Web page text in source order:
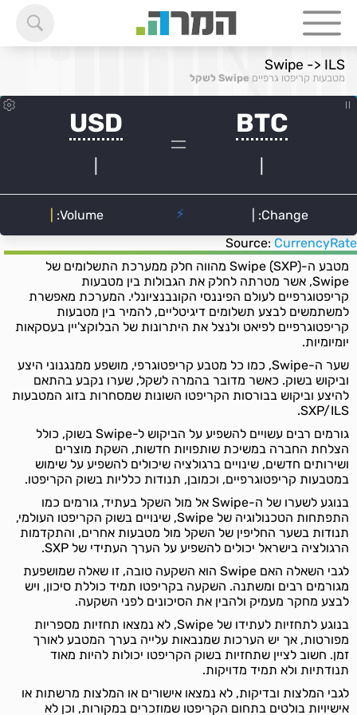
Swipe -> ILS
מטבעות קריפטו גרפיים Swipe לשקל
Source: CurrencyRate
מטבע ה-Swipe (SXP) מהווה חלק ממערכת התשלומים של
Swipe, אשר מטרתה לחלק את הגבולות בין מטבעות
קריפטוגרפיים לעולם הפיננסי הקונבנציונלי. המערכת מאפשרת
למשתמשים לבצע תשלומים דיגיטליים, להמיר בין מטבעות
קריפטוגרפיים לפיאט ולנצל את היתרונות של הבלוקצ'יין בעסקאות
יומיומיות.
שער ה-Swipe, כמו כל מטבע קריפטוגרפי, מושפע ממנגנוני היצע
וביקוש בשוק. כאשר מדובר בהמרה לשקל, שערו נקבע בהתאם
להיצע וביקוש בבורסות הקריפטו השונות שמסחרות בזוג המטבעות
SXP/ILS.
גורמים רבים עשויים להשפיע על הביקוש ל-Swipe בשוק, כולל
הצלחת החברה במשיכת שותפויות חדשות, השקת מוצרים
ושירותים חדשים, שינויים ברגולציה שיכולים להשפיע על שימוש
במטבעות קריפטוגרפיים, וכמובן, תנודות כלליות בשוק הקריפטו.
בנוגע לשערו של ה-Swipe אל מול השקל בעתיד, גורמים כמו
התפתחות הטכנולוגיה של Swipe, שינויים בשוק הקריפטו העולמי,
תנודות בשער החליפין של השקל מול מטבעות אחרים, והתקדמות
הרגולציה בישראל יכולים להשפיע על הערך העתידי של SXP.
לגבי השאלה האם Swipe הוא השקעה טובה, זו שאלה שמושפעת
מגורמים רבים ומשתנה. השקעה בקריפטו תמיד כוללת סיכון, ויש
לבצע מחקר מעמיק ולהבין את הסיכונים לפני השקעה.
בנוגע לתחזיות לעתידו של Swipe, לא נמצאו תחזיות מספריות
מפורטות, אך יש הערכות שמנבאות עלייה בערך המטבע לאורך
זמן. חשוב לציין שתחזיות בשוק הקריפטו יכולות להיות מאוד
תנודתיות ולא תמיד מדויקות.
לגבי המלצות ובדיקות, לא נמצאו אישורים או המלצות מרשתות או
אישיויות בולטים בתחום הקריפטו שמוזכרים במקורות, וכן לא